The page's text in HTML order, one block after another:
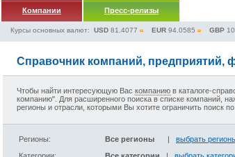
Компании Пресс-релизы
Курсы основных валют: USD 81.4077 EUR 94.0585 GBP
Справочник компаний, предприятий,
Чтобы найти интересующую Вас компанию в каталоге-
компанию". Для расширенного поиска в списке компаний ,
регионы и отрасли, которыми Вы хотите ограничить поиск по
Регионы: Все регионы | выбрать